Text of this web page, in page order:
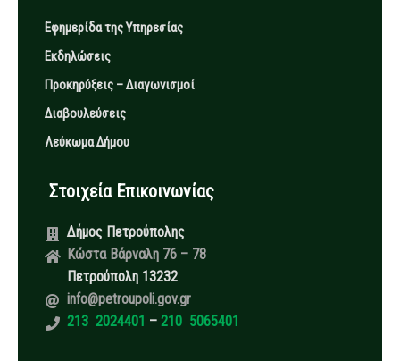
Εφημερίδα της Υπηρεσίας
Εκδηλώσεις
Προκηρύξεις – Διαγωνισμοί
Διαβουλεύσεις
Λεύκωμα Δήμου
Στοιχεία Επικοινωνίας
Δήμος Πετρούπολης
Κώστα Βάρναλη 76 – 78
Πετρούπολη 13232
info@petroupoli.gov.gr
213 2024401 – 210 5065401